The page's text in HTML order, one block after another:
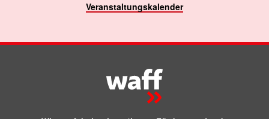
Veranstaltungskalender